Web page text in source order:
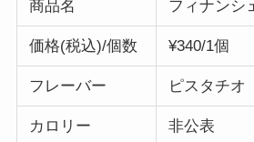
商品名 フィナンシ
価格(税込)/個数 ¥340/1個
フレーバー ピスタチオ
カロリー 非公表